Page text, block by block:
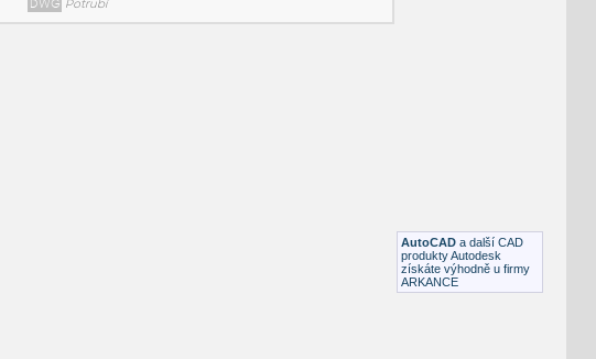
AutoCAD a další CAD
produkty Autodesk
získáte výhodně u firmy
ARKANCE